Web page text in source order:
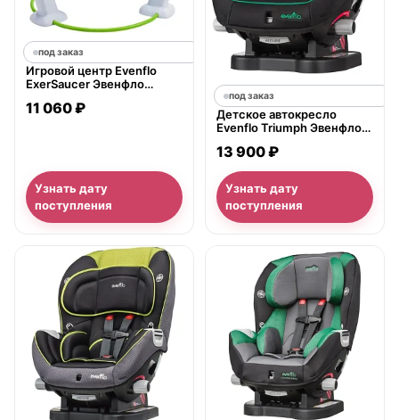
под заказ
Игровой центр Evenflo
ExerSaucer Эвенфло
11 060 ₽
Узнать дату
поступления
под заказ
Детское автокресло
Evenflo Triumph Эвенфло
13 900 ₽
Узнать дату
поступления
нет в продаже